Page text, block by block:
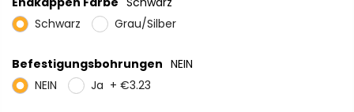
Schwarz
Grau/Silber
Befestigungsbohrungen NEIN
NEIN
Ja + €3.23